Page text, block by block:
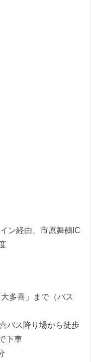
ン経由、市原舞鶴IC
多喜」まで（バス
バス降り場から徒歩
下車